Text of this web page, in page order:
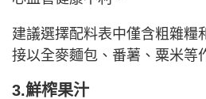
建議選擇配料表中僅含粗雜糧
接以全麥麵包、番薯、粟米等
3.鮮榨果汁